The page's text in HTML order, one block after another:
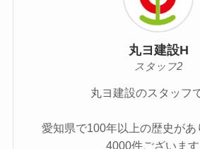
丸ヨ建設H
スタッフ2
丸ヨ建設のスタッフ
愛知県で100年以上の歴史があ
4000件ございます